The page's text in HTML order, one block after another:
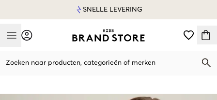
SNELLE LEVERING
Mobile Menu
Zoeken naar producten, categorieën of merken